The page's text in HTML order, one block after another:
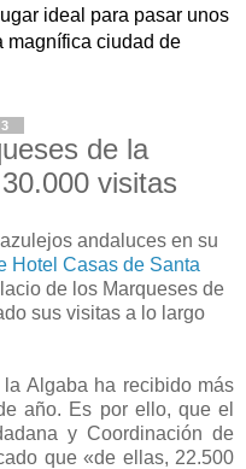
ideal para pasar unos
magnífica ciudad de
de la
visitas
andaluces en su
Hotel Casas de Santa
de los Marqueses de
sus visitas a lo largo
Algaba ha recibido más
año. Es por ello, que el
y Coordinación de
que «de ellas, 22.500